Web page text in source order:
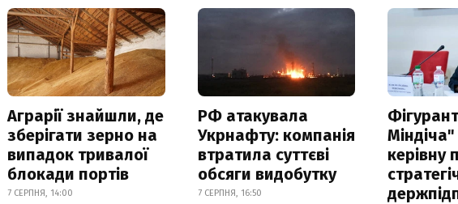
Аграрії знайшли, де
зберігати зерно на
випадок тривалої
блокади портів
7 СЕРПНЯ, 14:00
РФ атакувала
Укрнафту: компанія
втратила суттєві
обсяги видобутку
7 СЕРПНЯ, 16:50
керівну